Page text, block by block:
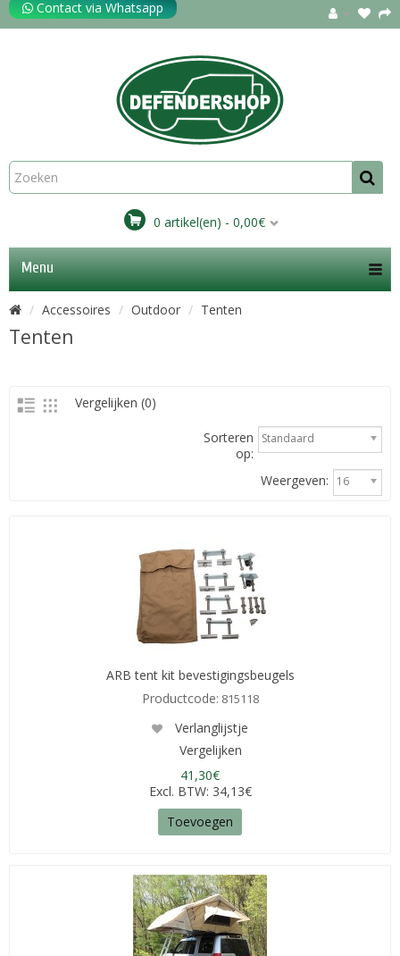
Contact via Whatsapp
0 artikel(en) - 0,00€
Menu
Accessoires Outdoor Tenten
Tenten
Vergelijken (0)
Sorteren
op:
Standaard
Weergeven: 16
ARB tent kit bevestigingsbeugels
Productcode: 815118
Verlanglijstje
Vergelijken
41,30€
Excl. BTW: 34,13€
Toevoegen